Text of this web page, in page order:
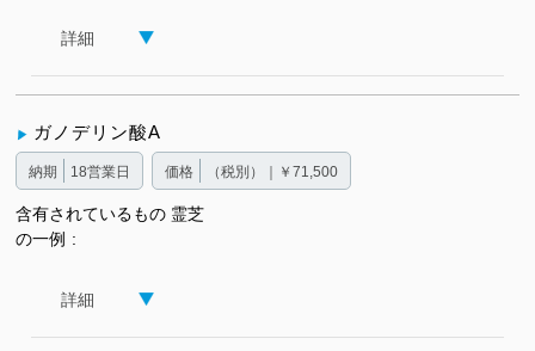
詳細
ガノデリン酸A
納期 18営業日 価格 （税別）｜￥71,500
含有されているもの
の一例
霊芝
詳細